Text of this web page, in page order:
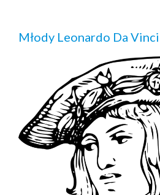
Młody Leonardo Da Vinci